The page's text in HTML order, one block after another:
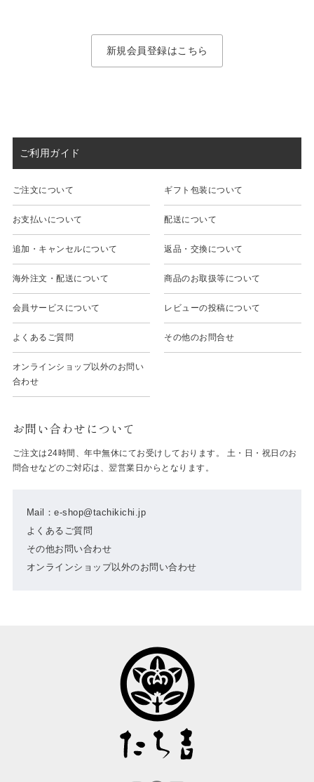
新規会員登録はこちら
ご利用ガイド
ご注文について ギフト包装について
お支払いについて 配送について
追加・キャンセルについて 返品・交換について
海外注文・配送について 商品のお取扱等について
会員サービスについて レビューの投稿について
よくあるご質問 その他のお問合せ
オンラインショップ以外のお問い
合わせ
お問い合わせについて
Mail：e-shop@tachikichi.jp
よくあるご質問
その他お問い合わせ
オンラインショップ以外のお問い合わせ
ご注文は24時間、年中無休にてお受けしております。 土・日・祝日のお
問合せなどのご対応は、翌営業日からとなります。